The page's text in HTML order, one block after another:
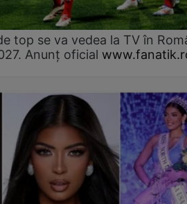
top se va vedea la TV în
Anunț oficial